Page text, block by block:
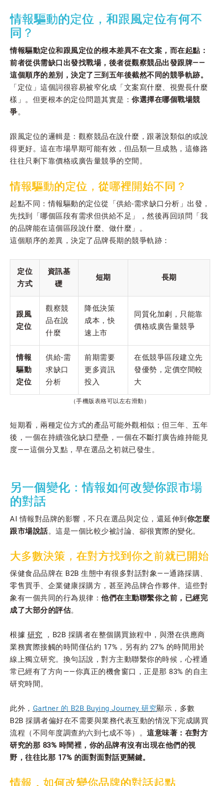
情報驅動的定位，和跟風定位有何不
同？
情報驅動定位和跟風定位的根本差異不在文案，而在起點：
前者從供需缺口出發找戰場，後者從觀察競品出發跟牌——
這個順序的差別，決定了三到五年後截然不同的競爭軌跡。
「定位」這個詞很容易被窄化成「文案寫什麼、視覺長什麼
樣」。但更根本的定位問題其實是： 你選擇在哪個戰場競
爭。
跟風定位的邏輯是：觀察競品在說什麼，跟著說類似的或說
得更好。這在市場早期可能有效，但品類一旦成熟，這條路
往往只剩下靠價格或廣告量競爭的空間。
情報驅動的定位，從哪裡開始不同？
起點不同：情報驅動的定位從「供給-需求缺口分析」出發，
先找到「哪個區段有需求但供給不足」，然後再回頭問「我
的品牌能在這個區段說什麼、做什麼」。
這個順序的差異，決定了品牌長期的競爭軌跡：
定位
方式
資訊基
礎
短期 長期
跟風
定位
觀察競
品在說
什麼
降低決策
成本，快
速上市
同質化加劇，只能靠
價格或廣告量競爭
情報
驅動
定位
供給-需
求缺口
分析
前期需要
更多資訊
投入
在低競爭區段建立先
發優勢，定價空間較
大
（手機版表格可以左右滑動）
短期看，兩種定位方式的產品可能外觀相似；但三年、五年
後，一個在持續強化缺口壁壘，一個在不斷打廣告維持能見
度——這個分叉點，早在選品之初就已發生。
另一個變化：情報如何改變你跟市場
的對話
AI 情報對品牌的影響，不只在選品與定位，還延伸到 你怎麼
跟市場說話。這是一個比較少被討論、卻很實際的變化。
大多數決策，在對方找到你之前就已開始
保健食品品牌在 B2B 生態中有很多對話對象——通路採購、
零售買手、企業健康採購方，甚至跨品牌合作夥伴。這些對
象有一個共同的行為規律： 他們在主動聯繫你之前，已經完
成了大部分的評估。
根據 研究 ，B2B 採購者在整個購買旅程中，與潛在供應商
業務實際接觸的時間僅佔約 17%，另有約 27% 的時間用於
線上獨立研究。換句話說，對方主動聯繫你的時候，心裡通
常已經有了方向——你真正的機會窗口，正是那 83% 的自主
研究時間。
此外， Gartner 的 B2B Buying Journey 研究顯示，多數
B2B 採購者偏好在不需要與業務代表互動的情況下完成購買
流程（不同年度調查約六到七成不等）。 這意味著：在對方
研究的那 83% 時間裡，你的品牌有沒有出現在他們的視
野，往往比那 17% 的面對面對話更關鍵。
情報，如何改變你品牌的對話起點